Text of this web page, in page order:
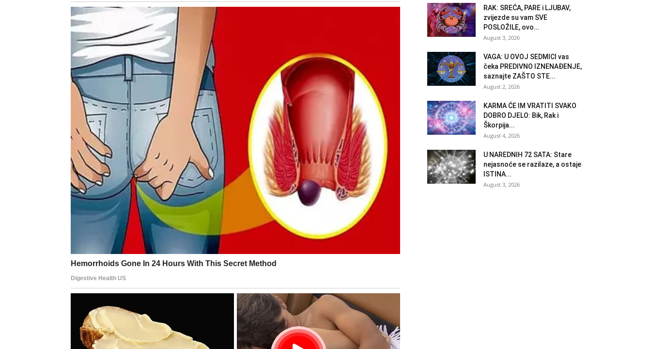
Ribe su znak srca, saosećanja i velikodušnosti. Međutim, u narednim danima mogu trošiti iz
emocije – bilo da žele nekoga da obraduju, pomognu ili sebi poprave raspoloženje.
Kupovine “za dušu”, pokloni iz ljubavi, pozajmice drugima ili finansijska podrška osobi koja vam je
draga mogu vas dovesti u situaciju da zanemarite sopstvenu sigurnost.
Ribe moraju zapamtiti: pomagati je plemenito, ali stabilnost je prioritet. Ako vi niste sigurni, ne
možete ni drugima biti oslonac.
DEVICA – SITNI TROŠKOVI KOJI SE GOMILAJU
Devica retko pravi velike finansijske greške, ali sada je opasnost u sitnicama. Male kupovine koje
deluju bezazleno – kozmetika, dekoracija, sitne online porudžbine, dodatni troškovi u kući – mogu
se nagomilati i stvoriti ozbiljan minus.
Devica mora obratiti pažnju na detalje, jer upravo detalji sada prave razliku. Ovo je period kada je
vođenje evidencije troškova ključno.
VODOLIJA – NEOČEKIVANI IZDACI I TEHNIČKI
TROŠKOVI
Kod Vodolije se mogu pojaviti neplanirani troškovi vezani za tehnologiju, popravke ili ulaganja u
projekte koji deluju inovativno. Ideje su dobre, ali vreme možda nije idealno za ulaganja bez
sigurnog plana.
RAK: SREĆA, PARE i LJUBAV,
zvijezde su vam SVE
POSLOŽILE, ovo...
August 3, 2026
VAGA: U OVOJ SEDMICI vas
čeka PREDIVNO IZNENAĐENJE,
saznajte ZAŠTO STE...
August 2, 2026
KARMA ĆE IM VRATITI SVAKO
DOBRO DJELO: Bik, Rak i
Škorpija...
August 4, 2026
U NAREDNIH 72 SATA: Stare
nejasnoće se razilaze, a ostaje
ISTINA...
August 3, 2026